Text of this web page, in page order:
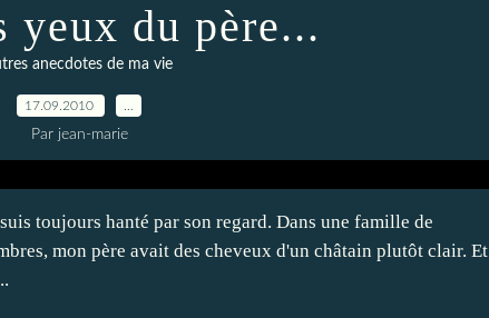
yeux du père...
anecdotes de ma vie
17.09.2010
Par jean-marie
toujours hanté par son regard. Dans une famille de
mon père avait des cheveux d'un châtain plutôt clair. Et